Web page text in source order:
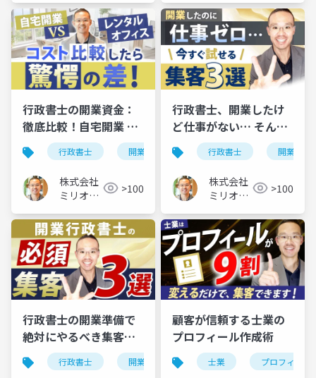
行政書士の開業資金：
徹底比較！自宅開業 vs.
レンタルオフィス、実
際のコストはいくら？
行政書士 開業資金
株式会社
ミリオン
>100
行政書士、開業したけ
ど仕事がない… そんな
時の対策×３
行政書士 開業
株式会社
ミリオン
>100
行政書士の開業準備で
絶対にやるべき集客対
策×３行政書士 開業準備
顧客が信頼する士業の
プロフィール作成術
士業 プロフィール